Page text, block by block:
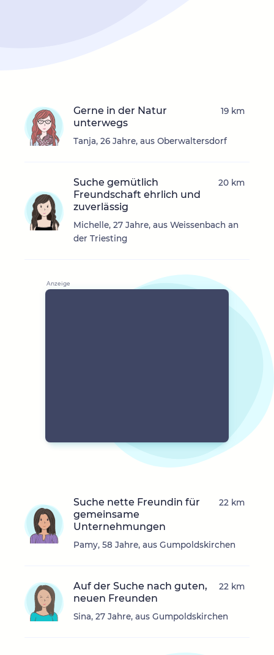
Gerne in der Natur
unterwegs
Tanja, 26 Jahre, aus Oberwaltersdorf
19 km
Suche gemütlich
Freundschaft ehrlich und
zuverlässig
Michelle, 27 Jahre, aus Weissenbach an
der Triesting
20 km
Suche nette Freundin für
gemeinsame
Unternehmungen
Pamy, 58 Jahre, aus Gumpoldskirchen
22 km
Auf der Suche nach guten,
neuen Freunden
Sina, 27 Jahre, aus Gumpoldskirchen
22 km